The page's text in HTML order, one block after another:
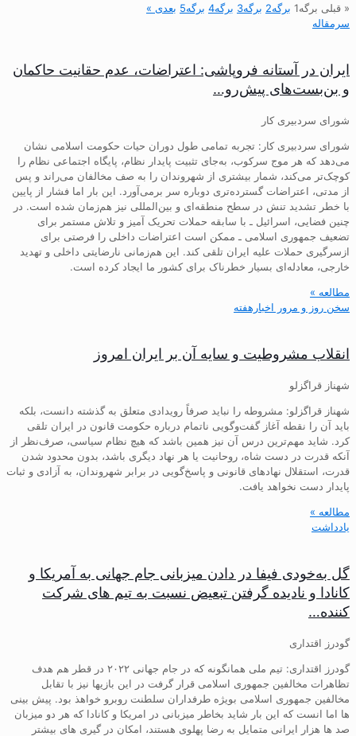
« قبلی برگه1 برگه2 برگه3 برگه4 برگه5 بعدی »
سرمقاله
ایران در آستانه فروپاشی: اعتراضات، عدم حقانیت حاکمان
و بن‌بست‌های پیش‌رو…
شورای سردبیری کار
شورای سردبیری کار: تجربه تمامی طول دوران حیات حکومت اسلامی نشان
می‌دهد که هر موج سرکوب، به‌جای تثبیت پایدار نظام، پایگاه اجتماعی نظام را
کوچک‌تر می‌کند، شمار بیشتری از شهروندان را به صف مخالفان می‌راند و پس
از مدتی، اعتراضات گسترده‌تری دوباره سر برمی‌آورد. این بار اما فشار از پایین
با خطر تشدید تنش در سطح منطقه‌ای و بین‌المللی نیز هم‌زمان شده است. در
چنین فضایی، اسرائیل ـ با سابقه حملات تحریک آمیز و تلاش مستمر برای
تضعیف جمهوری اسلامی ـ ممکن است اعتراضات داخلی را فرصتی برای
ازسرگیری حملات علیه ایران تلقی کند. این هم‌زمانی نارضایتی داخلی و تهدید
خارجی، معادله‌ای بسیار خطرناک برای کشور ما ایجاد کرده است.
مطالعه »
سخن روز و مرور اخبارهفته
انقلاب مشروطیت و سایه آن بر ایران امروز
شهناز قراگزلو
شهناز قراگزلو: مشروطه را نباید صرفاً رویدادی متعلق به گذشته دانست، بلکه
باید آن را نقطه آغاز گفت‌وگویی ناتمام درباره حکومت قانون در ایران تلقی
کرد. شاید مهم‌ترین درس آن نیز همین باشد که هیچ نظام سیاسی، صرف‌نظر از
آنکه قدرت در دست شاه، روحانیت یا هر نهاد دیگری باشد، بدون محدود شدن
قدرت، استقلال نهادهای قانونی و پاسخ‌گویی در برابر شهروندان، به آزادی و ثبات
پایدار دست نخواهد یافت.
مطالعه »
یادداشت
گل به‌خودی فیفا در دادن میزبانی جام جهانی به آمریکا و
کانادا و نادیده گرفتن تبعیض نسبت به تیم های شرکت
کننده…
گودرز اقتداری
گودرز اقتداری: تیم ملی همانگونه که در جام جهانی ۲۰۲۲ در قطر هم هدف
تظاهرات مخالفین جمهوری اسلامی قرار گرفت در این بازیها نیز با تقابل
مخالفین جمهوری اسلامی بویژه طرفداران سلطنت روبرو خواهذ بود. پیش بینی
ها اما انست که این بار شاید بخاطر میزبانی در امریکا و کانادا که هر دو میزبان
صد ها هزار ایرانی متمایل به رضا پهلوی هستند، امکان در گیری های بیشتر